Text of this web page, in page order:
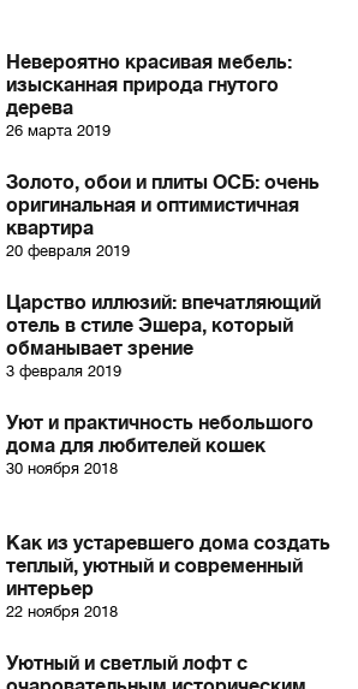
Невероятно красивая мебель:
изысканная природа гнутого
дерева
26 марта 2019
Золото, обои и плиты ОСБ: очень
оригинальная и оптимистичная
квартира
20 февраля 2019
Царство иллюзий: впечатляющий
отель в стиле Эшера, который
обманывает зрение
3 февраля 2019
Уют и практичность небольшого
дома для любителей кошек
30 ноября 2018
Как из устаревшего дома создать
теплый, уютный и современный
интерьер
22 ноября 2018
Уютный и светлый лофт с